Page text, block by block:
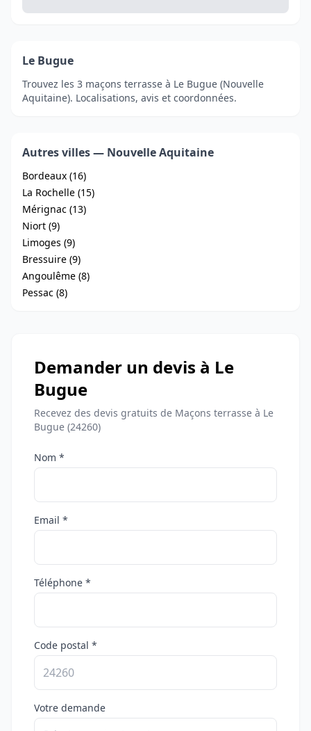
Le Bugue
Trouvez les 3 maçons terrasse à Le Bugue (Nouvelle
Aquitaine). Localisations, avis et coordonnées.
Autres villes — Nouvelle Aquitaine
Bordeaux (16)
La Rochelle (15)
Mérignac (13)
Niort (9)
Limoges (9)
Bressuire (9)
Angoulême (8)
Pessac (8)
Demander un devis à Le
Bugue
Recevez des devis gratuits de Maçons terrasse à Le
Bugue (24260)
Nom *
Email *
Téléphone *
Code postal *
Votre demande